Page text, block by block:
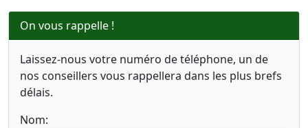
On vous rappelle !
Laissez-nous votre numéro de téléphone, un de
nos conseillers vous rappellera dans les plus brefs
délais.
Nom: